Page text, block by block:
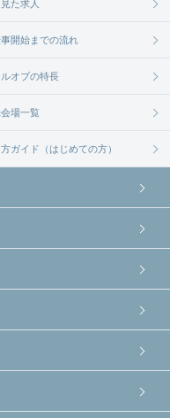
た求人
開始までの流れ
オブの特長
場一覧
ガイド（はじめての方）